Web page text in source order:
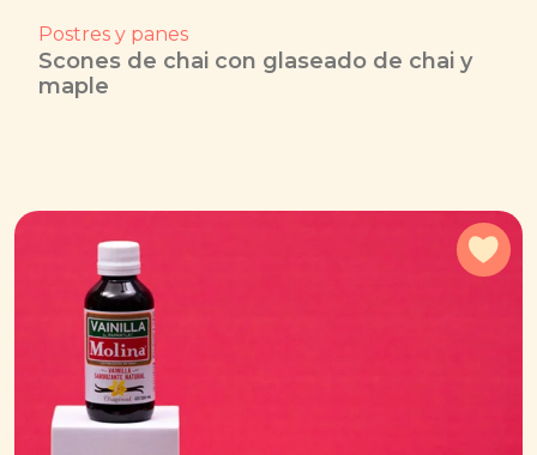
Postres y panes
Scones de chai con glaseado de chai y
maple